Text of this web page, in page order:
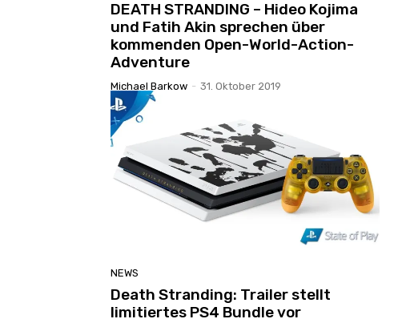
DEATH STRANDING – Hideo Kojima
und Fatih Akin sprechen über
kommenden Open-World-Action-
Adventure
Michael Barkow - 31. Oktober 2019
NEWS
Death Stranding: Trailer stellt
limitiertes PS4 Bundle vor